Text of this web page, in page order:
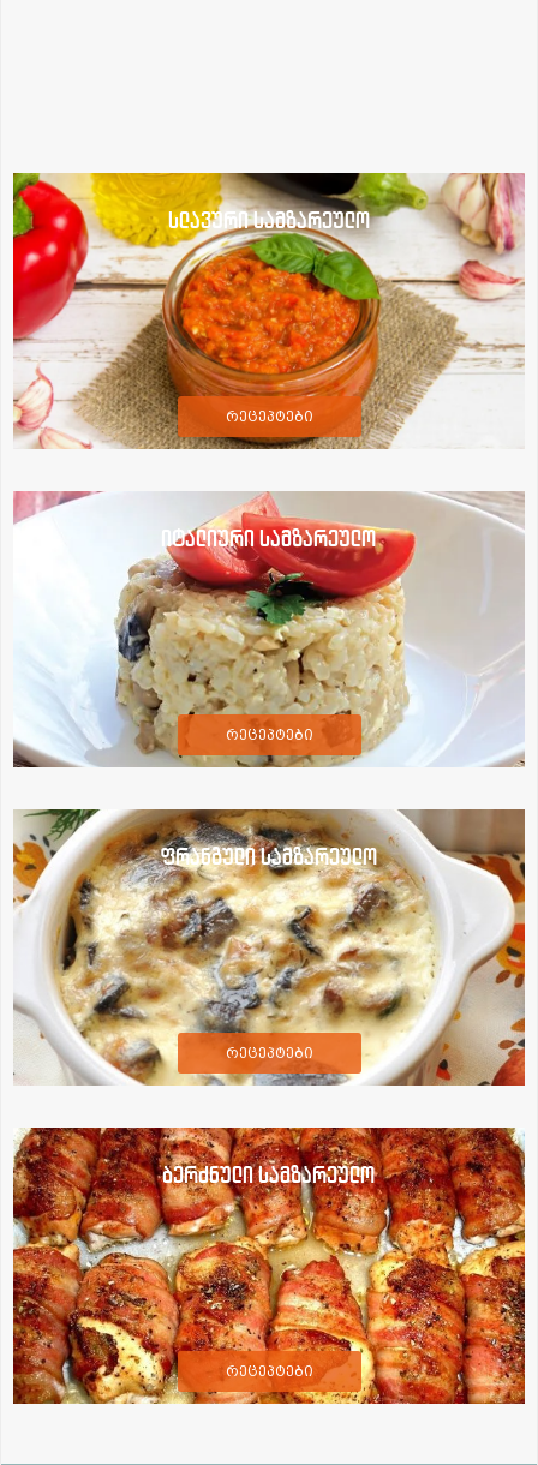
სლავური სამზარეულო
რეცეპტები
იტალიური სამზარეულო
რეცეპტები
ფრანგული სამზარეულო
რეცეპტები
ბერძნული სამზარეულო
რეცეპტები